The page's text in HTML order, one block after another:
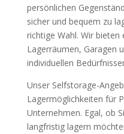
persönlichen
sicher und bequem zu
richtige Wahl. Wir bieten
Lagerräumen, Garagen
individuellen
Unser Selfstorage-
Lagermöglichkeiten für
Unternehmen. Egal, ob
langfristig lagern